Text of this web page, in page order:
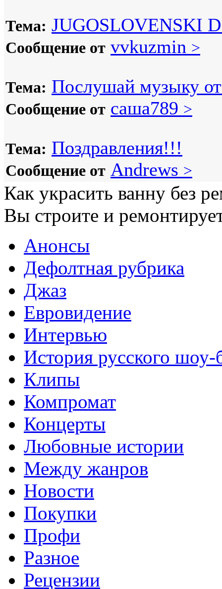
Тема: JUGOSLOVENSKI
Сообщение от vvkuzmin >
Тема: Послушай музыку
Сообщение от саша789 >
Тема: Поздравления!!!
Сообщение от Andrews >
Как украсить ванну без
Вы строите и
Анонсы
Дефолтная рубрика
Джаз
Евровидение
Интервью
История русского шоу-
Клипы
Компромат
Концерты
Любовные истории
Между жанров
Новости
Покупки
Профи
Разное
Рецензии